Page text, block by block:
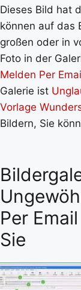
Dieses Bild hat
können auf das
großen oder in
Foto in der
Melden Per
Galerie ist
Vorlage
Bildern, Sie
Per
Sie